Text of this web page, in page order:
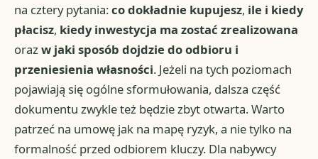
na cztery pytania:co dokładnie kupujesz, ile i kiedy
płacisz, kiedy inwestycja ma zostać zrealizowana
orazw jaki sposób dojdzie do odbioru i
przeniesienia własności. Jeżeli na tych poziomach
pojawiają się ogólne sformułowania, dalsza część
dokumentu zwykle też będzie zbyt otwarta. Warto
patrzeć na umowę jak na mapę ryzyk, a nie tylko na
formalność przed odbiorem kluczy. Dla nabywcy